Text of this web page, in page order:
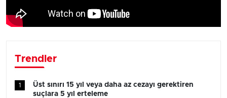
Trendler
1
Üst sınırı 15 yıl veya daha az cezayı gerektiren
suçlara 5 yıl erteleme